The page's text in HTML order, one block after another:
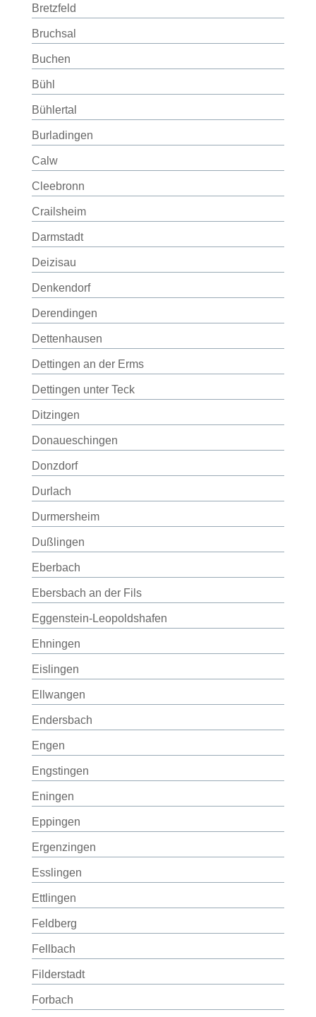
Bretzfeld
Bruchsal
Buchen
Bühl
Bühlertal
Burladingen
Calw
Cleebronn
Crailsheim
Darmstadt
Deizisau
Denkendorf
Derendingen
Dettenhausen
Dettingen an der Erms
Dettingen unter Teck
Ditzingen
Donaueschingen
Donzdorf
Durlach
Durmersheim
Dußlingen
Eberbach
Ebersbach an der Fils
Eggenstein-Leopoldshafen
Ehningen
Eislingen
Ellwangen
Endersbach
Engen
Engstingen
Eningen
Eppingen
Ergenzingen
Esslingen
Ettlingen
Feldberg
Fellbach
Filderstadt
Forbach